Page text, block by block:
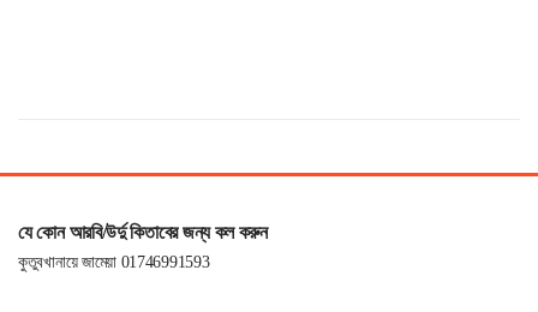
যে কোন আরবি/উর্দু কিতাবের জন্য কল করুন
কুতুবখানায়ে জামেয়া 01746991593